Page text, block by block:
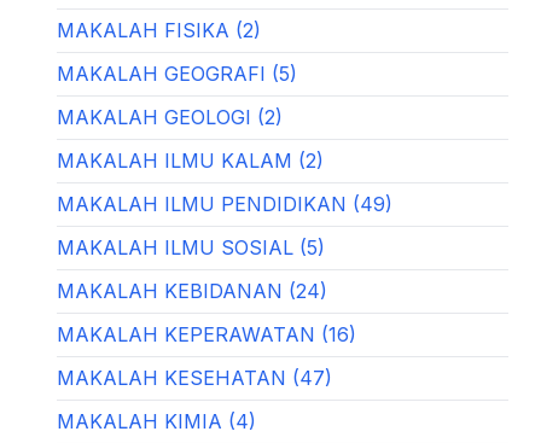
MAKALAH FISIKA (2)
MAKALAH GEOGRAFI (5)
MAKALAH GEOLOGI (2)
MAKALAH ILMU KALAM (2)
MAKALAH ILMU PENDIDIKAN (49)
MAKALAH ILMU SOSIAL (5)
MAKALAH KEBIDANAN (24)
MAKALAH KEPERAWATAN (16)
MAKALAH KESEHATAN (47)
MAKALAH KIMIA (4)